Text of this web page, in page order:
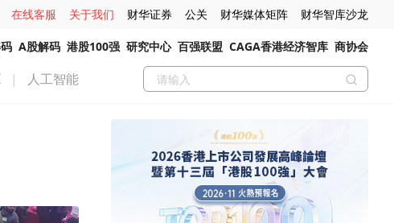
在线客服 关于我们 财华证券 公关 财华媒体矩阵 财华智库沙龙
A股解码 港股100强 研究中心 百强联盟 CAGA香港经济智库 商协会
| 人工智能